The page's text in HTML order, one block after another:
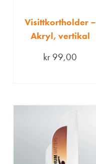
Visittkortholder –
Akryl, vertikal
kr 99,00